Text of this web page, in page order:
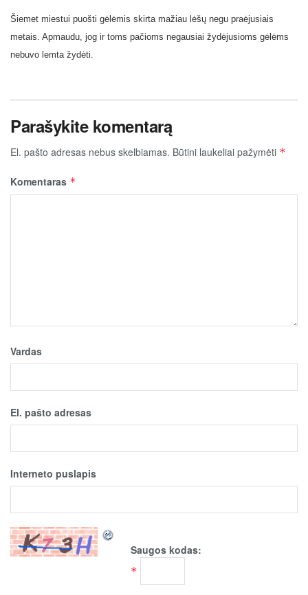
Šiemet miestui puošti gėlėmis skirta mažiau lėšų negu praėjusiais
metais. Apmaudu, jog ir toms pačioms negausiai žydėjusioms gėlėms
nebuvo lemta žydėti.
Parašykite komentarą
El. pašto adresas nebus skelbiamas. Būtini laukeliai pažymėti *
Komentaras *
Vardas
El. pašto adresas
Interneto puslapis
Saugos kodas:
*